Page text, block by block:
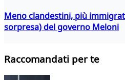
Meno clandestini, più
sorpresa) del governo Meloni
Raccomandati per te